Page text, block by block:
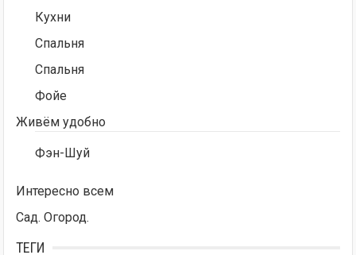
Кухни
Спальня
Спальня
Фойе
Живём удобно
Фэн-Шуй
Интересно всем
Сад. Огород.
ТЕГИ